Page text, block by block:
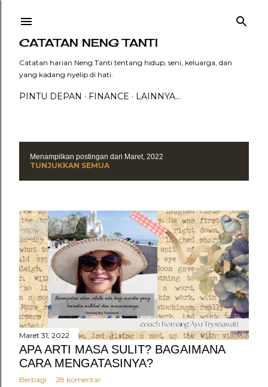
CATATAN NENG TANTI
Catatan harian Neng Tanti tentang hidup, seni, keluarga, dan
yang kadang nyelip di hati.
PINTU DEPAN FINANCE LAINNYA…
P
o
s
t
i
n
g
a
n
Menampilkan postingan dari Maret, 2022
TUNJUKKAN SEMUA
Maret 31, 2022
APA ARTI MASA SULIT? BAGAIMANA
CARA MENGATASINYA?
Berbagi 28 komentar